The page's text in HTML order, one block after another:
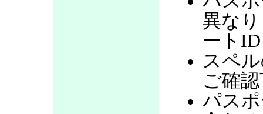
異な
ート
スペ
ご確
パス